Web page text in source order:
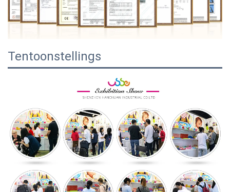
Tentoonstellings